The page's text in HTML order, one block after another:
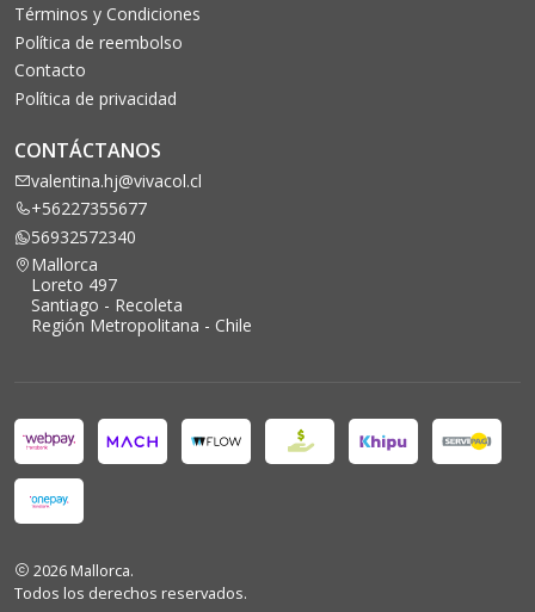
Términos y Condiciones
Política de reembolso
Contacto
Política de privacidad
CONTÁCTANOS
valentina.hj@vivacol.cl
+56227355677
56932572340
Mallorca
Loreto 497
Santiago - Recoleta
Región Metropolitana - Chile
2026 Mallorca.
Todos los derechos reservados.